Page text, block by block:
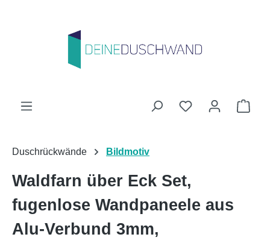
Du hast 0
Duschrückwände Bildmotiv
Waldfarn über Eck Set,
fugenlose Wandpaneele aus
Alu-Verbund 3mm,